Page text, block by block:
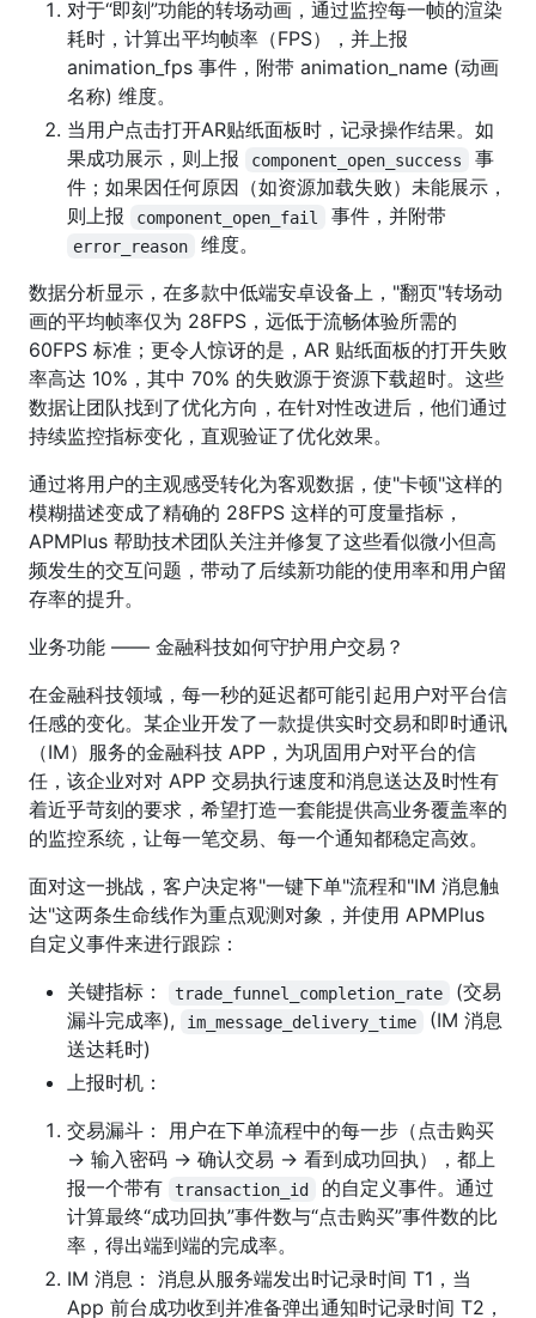
对于“即刻”功能的转场动画，通过监控每一帧的渲染
耗时，计算出平均帧率（FPS），并上报
animation_fps 事件，附带 animation_name (动画
名称) 维度。
当用户点击打开AR贴纸面板时，记录操作结果。如
果成功展示，则上报
component_open_success
事
件；如果因任何原因（如资源加载失败）未能展示，
则上报
component_open_fail 事件，并附带
error_reason
维度。
数据分析显示，在多款中低端安卓设备上，"翻页"转场动
画的平均帧率仅为 28FPS，远低于流畅体验所需的
60FPS 标准；更令人惊讶的是，AR 贴纸面板的打开失败
率高达 10%，其中 70% 的失败源于资源下载超时。这些
数据让团队找到了优化方向，在针对性改进后，他们通过
持续监控指标变化，直观验证了优化效果。
通过将用户的主观感受转化为客观数据，使"卡顿"这样的
模糊描述变成了精确的 28FPS 这样的可度量指标，
APMPlus 帮助技术团队关注并修复了这些看似微小但高
频发生的交互问题，带动了后续新功能的使用率和用户留
存率的提升。
业务功能 —— 金融科技如何守护用户交易？
在金融科技领域，每一秒的延迟都可能引起用户对平台信
任感的变化。某企业开发了一款提供实时交易和即时通讯
（IM）服务的金融科技 APP，为巩固用户对平台的信
任，该企业对对 APP 交易执行速度和消息送达及时性有
着近乎苛刻的要求，希望打造一套能提供高业务覆盖率的
的监控系统，让每一笔交易、每一个通知都稳定高效。
面对这一挑战，客户决定将"一键下单"流程和"IM 消息触
达"这两条生命线作为重点观测对象，并使用 APMPlus
自定义事件来进行跟踪：
关键指标：
trade_funnel_completion_rate
(交易
漏斗完成率),
im_message_delivery_time
(IM 消息
送达耗时)
上报时机：
交易漏斗： 用户在下单流程中的每一步（点击购买
-> 输入密码 -> 确认交易 -> 看到成功回执），都上
报一个带有
transaction_id
的自定义事件。通过
计算最终“成功回执”事件数与“点击购买”事件数的比
率，得出端到端的完成率。
IM 消息： 消息从服务端发出时记录时间 T1，当
App 前台成功收到并准备弹出通知时记录时间 T2，